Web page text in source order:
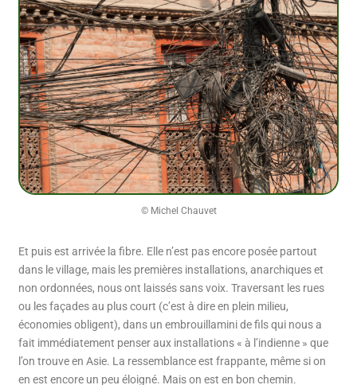
© Michel Chauvet
Et puis est arrivée la fibre. Elle n’est pas encore posée partout
dans le village, mais les premières installations, anarchiques et
non ordonnées, nous ont laissés sans voix. Traversant les rues
ou les façades au plus court (c’est à dire en plein milieu,
économies obligent), dans un embrouillamini de fils qui nous a
fait immédiatement penser aux installations « à l’indienne » que
l’on trouve en Asie. La ressemblance est frappante, même si on
en est encore un peu éloigné. Mais on est en bon chemin.